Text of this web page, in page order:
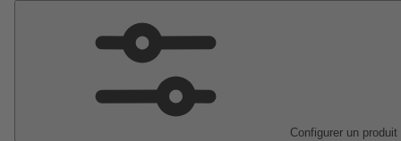
Configurer un produit